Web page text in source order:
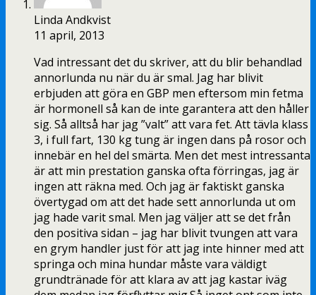
Linda Andkvist
11 april, 2013
Vad intressant det du skriver, att du blir behandlad
annorlunda nu när du är smal. Jag har blivit
erbjuden att göra en GBP men eftersom min fetma
är hormonell så kan de inte garantera att den håller
sig. Så alltså har jag ”valt” att vara fet. Att tävla klass
3, i full fart, 130 kg tung är ingen dans på rosor och
innebär en hel del smärta. Men det mest intressanta
är att min prestation ganska ofta förringas, jag är
ingen att räkna med. Och jag är faktiskt ganska
övertygad om att det hade sett annorlunda ut om
jag hade varit smal. Men jag väljer att se det från
den positiva sidan – jag har blivit tvungen att vara
en grym handler just för att jag inte hinner med att
springa och mina hundar måste vara väldigt
grundtränade för att klara av att jag kastar iväg